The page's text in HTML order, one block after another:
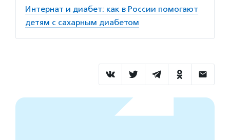
Интернат и диабет: как в России помогают
детям с сахарным диабетом